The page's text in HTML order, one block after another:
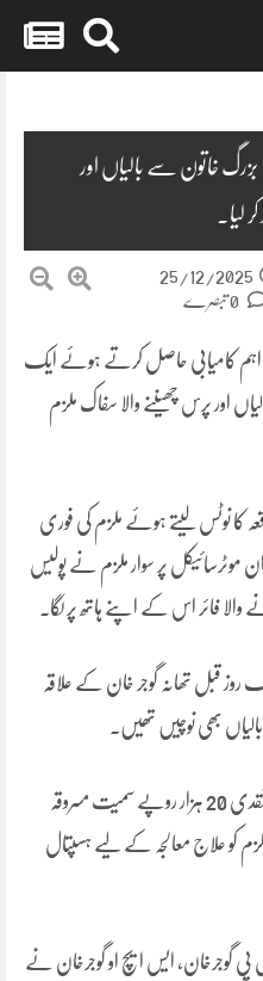
خاتون سے بالیاں اور
لیا۔
25/12/2025
کامیابی حاصل کرتے ہوئے ایک
اور پرس چھیننے والا سفاک ملزم
کا نوٹس لیتے ہوئے ملزم کی فوری
موٹرسائیکل پر سوار ملزم نے پولیس
فائر اس کے اپنے ہاتھ پر لگا۔
روز قبل تھانہ گوجر خان کے علاقہ
بھی نوچیں تھیں۔
گرفتار ملزم سے چھینے گئے طلائی کانٹے، نقدی 20 ہزار روپے سمیت مسروقہ
ملزم کو علاج معالجہ کے لیے ہسپتال
گوجرخان، ایس ایچ او گوجرخان نے